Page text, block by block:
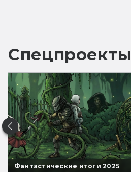
Спецпроекты
Фантастические итоги 2025